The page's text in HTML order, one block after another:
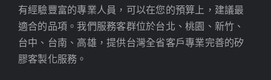
有經驗豐富的專業人員，可以在您的預算上，建議最
適合的品項。我們服務客群位於台北、桃園、新竹、
台中、台南、高雄，提供台灣全省客戶專業完善的矽
膠客製化服務。